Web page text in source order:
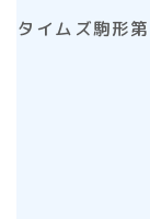
タイムズ駒形第